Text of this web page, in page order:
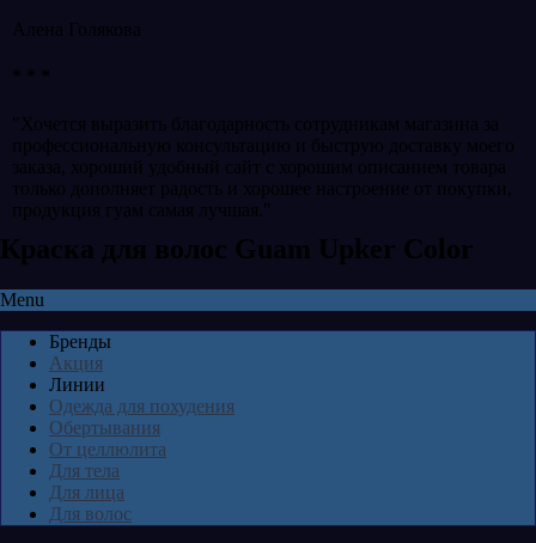
Алена Голякова
* * *
"Хочется выразить благодарность сотрудникам магазина за
профессиональную консультацию и быструю доставку моего
заказа, хороший удобный сайт с хорошим описанием товара
только дополняет радость и хорошее настроение от покупки,
продукция гуам самая лучшая."
Краска для волос Guam Upker Color
Menu
Бренды
Акция
Линии
Одежда для похудения
Обертывания
От целлюлита
Для тела
Для лица
Для волос